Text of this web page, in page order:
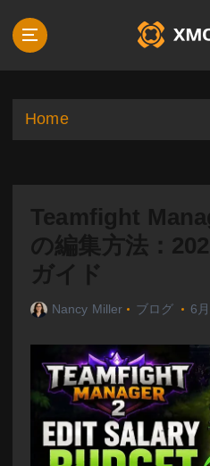
p
Home
Teamfight
の編集方法：
ガイド
Nancy Miller ブログ 6